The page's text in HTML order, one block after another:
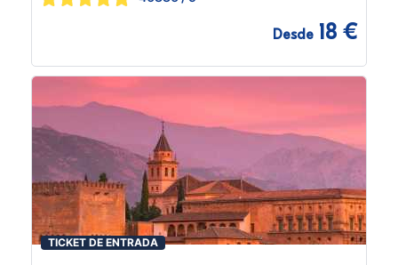
Desde 18 €
TICKET DE ENTRADA